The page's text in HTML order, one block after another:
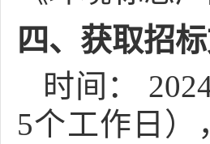
四、获取招
时间：
5个工作日）